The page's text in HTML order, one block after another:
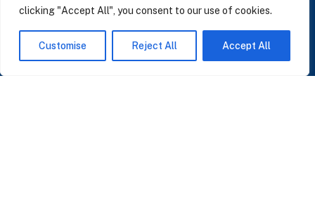
clicking "Accept All", you consent to our use of cookies.
Customise Reject All Accept All
SUSCRÍBASE A NUESTRAS NOTICIAS
Perspectivas sobre IA, datos y CRM. Sin spam, solo lo que importa.